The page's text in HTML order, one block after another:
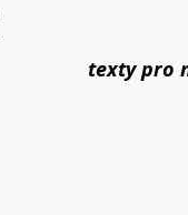
texty pro